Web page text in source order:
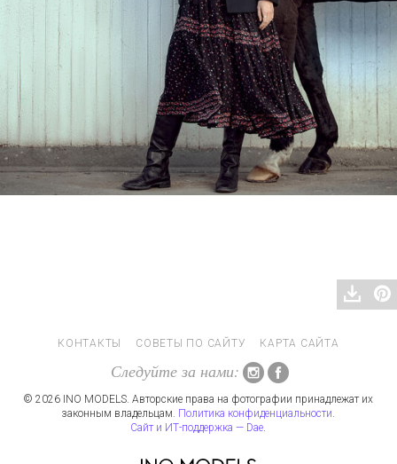
КОНТАКТЫ СОВЕТЫ ПО САЙТУ КАРТА САЙТА
Следуйте за нами:
© 2026 INO MODELS. Авторские права на фотографии принадлежат их
законным владельцам. Политика конфиденциальности.
Сайт и ИТ-поддержка — Dae.